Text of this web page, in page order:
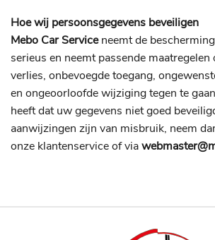
Hoe wij persoonsgegevens beveiligen
Mebo Car Serviceneemt de
serieus en neemt passende
verlies, onbevoegde toegang,
en ongeoorloofde wijziging tegen te
heeft dat uw gegevens niet goed
aanwijzingen zijn van misbruik, neem
onze klantenservice of via